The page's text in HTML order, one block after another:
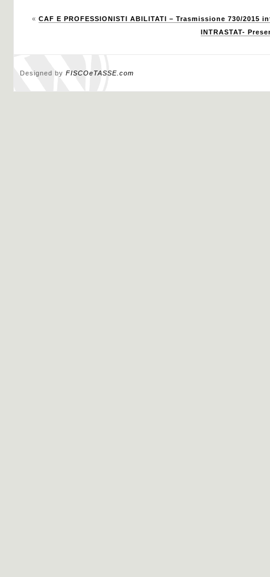
« CAF E PROFESSIONISTI ABILITATI – Trasmissione 730/2015
INTRASTAT-
Designed by FISCOeTASSE.com